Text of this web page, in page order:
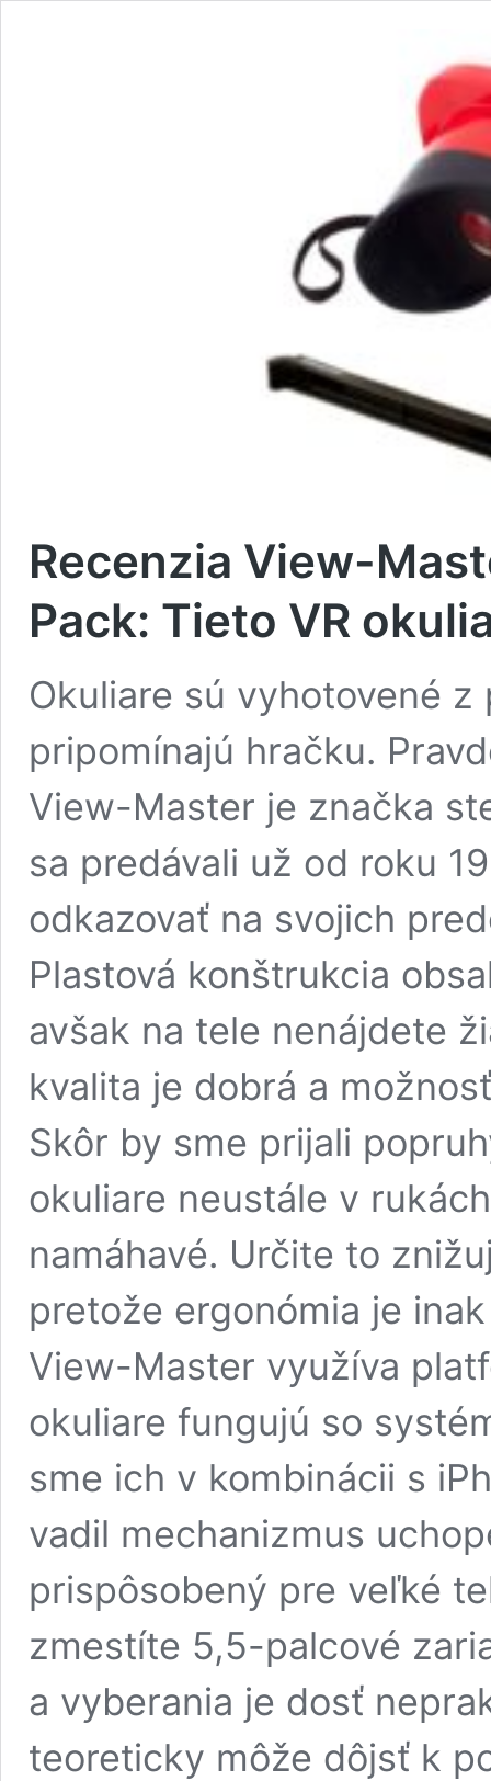
Recenzia View-
Pack: Tieto VR
Okuliare sú vyhotovené
pripomínajú hračku.
View-Master je značka
sa predávali už od roku
odkazovať na svojich
Plastová konštrukcia
avšak na tele nenájdete
kvalita je dobrá a
Skôr by sme prijali
okuliare neustále v
namáhavé. Určite to
pretože ergonómia je
View-Master využíva
okuliare fungujú so
sme ich v kombinácii s
vadil mechanizmus
prispôsobený pre veľké
zmestíte 5,5-palcové
a vyberania je dosť
teoreticky môže dôjsť k